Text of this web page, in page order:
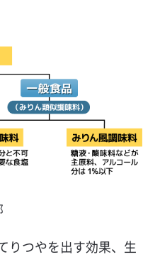
りつやを出す効果、生